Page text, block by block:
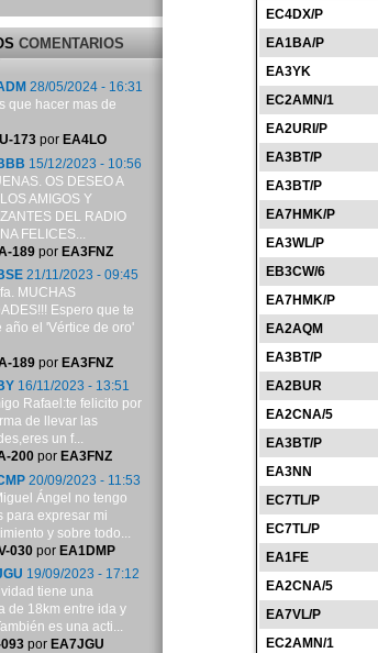
EC4DX/P
EA1BA/P
EA3YK
EC2AMN/1
EA2URI/P
EA3BT/P
EA3BT/P
EA7HMK/P
EA3WL/P
EB3CW/6
EA7HMK/P
EA2AQM
EA3BT/P
EA2BUR
EA2CNA/5
EA3BT/P
EA3NN
EC7TL/P
EC7TL/P
EA1FE
EA2CNA/5
EA7VL/P
EC2AMN/1
COMENTARIOS
28/05/2024 - 16:31
que hacer mas de
173por EA4LO
15/12/2023 - 10:56
OS DESEO A
AMIGOS Y
DEL RADIO
FELICES...
189por EA3FNZ
21/11/2023 - 09:45
MUCHAS
Espero que te
año el 'Vértice de oro'
189por EA3FNZ
16/11/2023 - 13:51
Rafael:te felicito por
de llevar las
un f...
200por EA3FNZ
20/09/2023 - 11:53
Ángel no tengo
para expresar mi
y sobre todo...
030por EA1DMP
19/09/2023 - 17:12
tiene una
de 18km entre ida y
es una acti...
por EA7JGU